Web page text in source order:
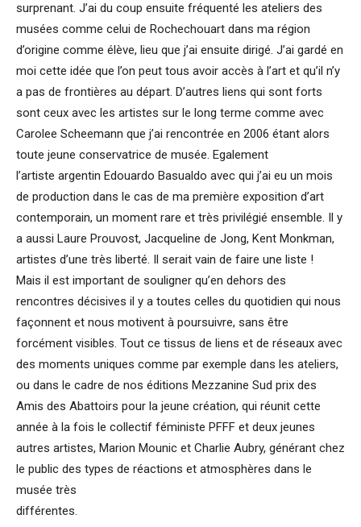
surprenant. J’ai du coup ensuite fréquenté les ateliers des
musées comme celui de Rochechouart dans ma région
d’origine comme élève, lieu que j’ai ensuite dirigé. J’ai gardé en
moi cette idée que l’on peut tous avoir accès à l’art et qu’il n’y
a pas de frontières au départ. D’autres liens qui sont forts
sont ceux avec les artistes sur le long terme comme avec
Carolee Scheemann que j’ai rencontrée en 2006 étant alors
toute jeune conservatrice de musée. Egalement
l’artiste argentin Edouardo Basualdo avec qui j’ai eu un mois
de production dans le cas de ma première exposition d’art
contemporain, un moment rare et très privilégié ensemble. Il y
a aussi Laure Prouvost, Jacqueline de Jong, Kent Monkman,
artistes d’une très liberté. Il serait vain de faire une liste !
Mais il est important de souligner qu’en dehors des
rencontres décisives il y a toutes celles du quotidien qui nous
façonnent et nous motivent à poursuivre, sans être
forcément visibles. Tout ce tissus de liens et de réseaux avec
des moments uniques comme par exemple dans les ateliers,
ou dans le cadre de nos éditions Mezzanine Sud prix des
Amis des Abattoirs pour la jeune création, qui réunit cette
année à la fois le collectif féministe PFFF et deux jeunes
autres artistes, Marion Mounic et Charlie Aubry, générant chez
le public des types de réactions et atmosphères dans le
musée très
différentes.